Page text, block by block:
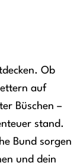
Ob
auf
Büschen –
stand.
Bund sorgen
und dein